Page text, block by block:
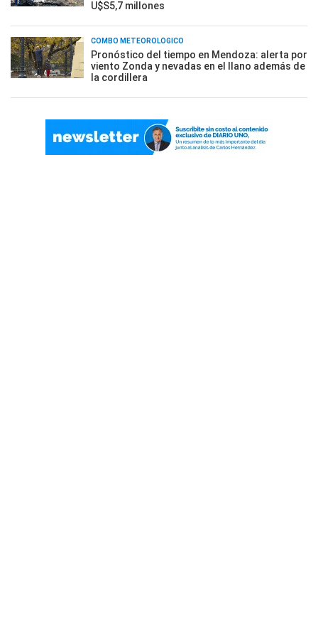
U$S5,7 millones
COMBO METEOROLÓGICO
Pronóstico del tiempo en Mendoza: alerta por
viento Zonda y nevadas en el llano además de
la cordillera